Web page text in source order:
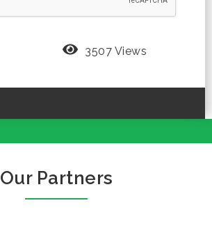
3507 Views
Our Partners